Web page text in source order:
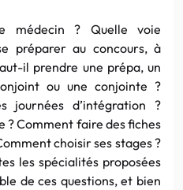
médecin ? Quelle voie
préparer au concours, à
il prendre une prépa, un
ou une conjointe ?
journées d’intégration ?
? Comment faire des fiches
choisir ses stages ?
les spécialités proposées
de ces questions, et bien